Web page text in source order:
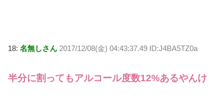
18: 名無しさん 2017/12/08(金) 04:43:37.49 ID:J4BA5TZ0a
半分に割ってもアルコール度数12%あるやんけ